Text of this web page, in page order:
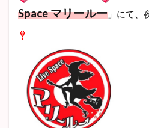
Space マリールー 」にて、